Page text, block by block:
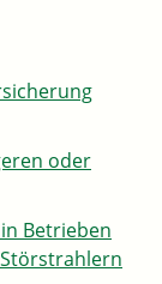
oder
Betrieben